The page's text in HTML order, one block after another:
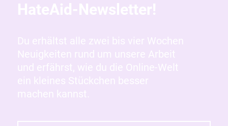
HateAid-Newsletter!
Du erhältst alle zwei bis vier Wochen
Neuigkeiten rund um unsere Arbeit
und erfährst, wie du die Online-Welt
ein kleines Stückchen besser
machen kannst.